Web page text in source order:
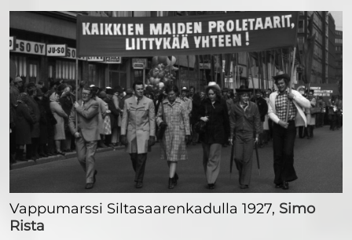
Vappumarssi Siltasaarenkadulla 1927, Simo
Rista